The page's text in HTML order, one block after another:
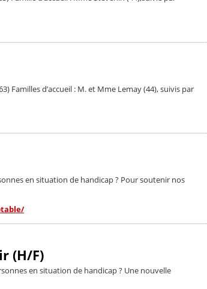
Familles d’accueil : M. et Mme Lemay (44), suivis par
en situation de handicap ? Pour soutenir nos
(H/F)
en situation de handicap ? Une nouvelle